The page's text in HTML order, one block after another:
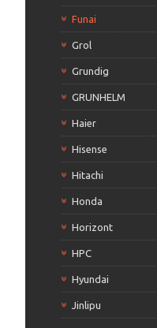
Funai
Grol
Grundig
GRUNHELM
Haier
Hisense
Hitachi
Honda
Horizont
HPC
Hyundai
Jinlipu